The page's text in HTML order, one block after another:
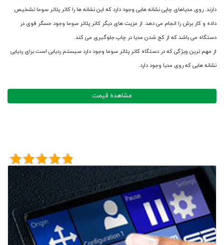
دارند. روی مدیاهای چاپی نشانه هایی وجود دارد که این نشانه ها را کاتر پلاتر سوما تشخیص
داده و کار برش را انجام می دهد. از مزیت های دیگر کاتر پلاتر سوما وجود حسگر قوی در
دستگاه می باشد که از کج شدن مدیا در چاپ جلوگیری می کند.
از مهم ترین ویژگی که در دستگاه کاتر پلاتر سوما وجود دارد سیستم ردیابی است برای ردیابی
نشانه هایی که روی مدیا وجود دارد.
مشاهده قیمت